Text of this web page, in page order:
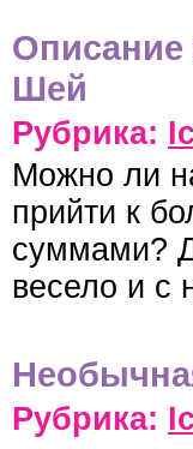
Описание
Шей
Рубрика:
Можно ли
прийти к
суммами?
весело и с
Рубрика: